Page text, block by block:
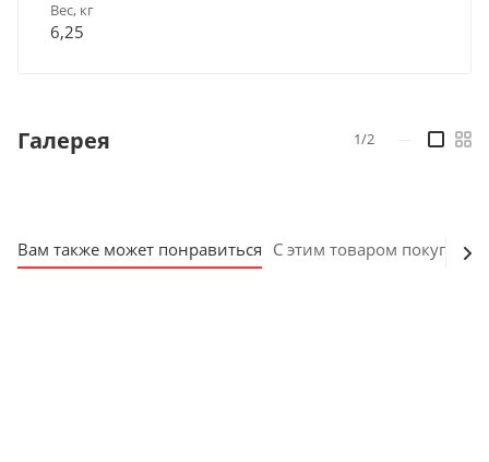
Вес, кг
6,25
Галерея 1/2
Вам также может понравиться С этим товаром покупают